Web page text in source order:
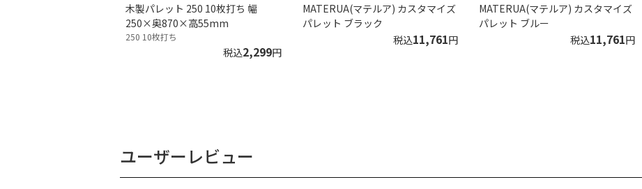
木製パレット 250 10枚打ち 幅
250×奥870×高55mm
250 10枚打ち
税込2,299円
MATERUA(マテルア) カスタマイズ
パレット ブラック
税込11,761円
MATERUA(マテルア) カスタマイズ
パレット ブルー
税込11,761円
ユーザーレビュー